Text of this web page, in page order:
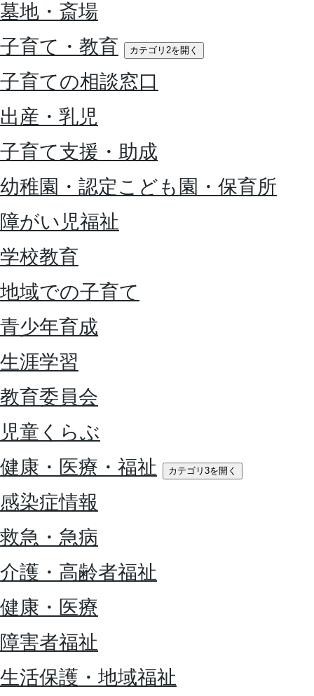
墓地・斎場
子育て・教育
カテゴリ2を開く
子育ての相談窓口
出産・乳児
子育て支援・助成
幼稚園・認定こども園・保育所
障がい児福祉
学校教育
地域での子育て
青少年育成
生涯学習
教育委員会
児童くらぶ
健康・医療・福祉
カテゴリ3を開く
感染症情報
救急・急病
介護・高齢者福祉
健康・医療
障害者福祉
生活保護・地域福祉